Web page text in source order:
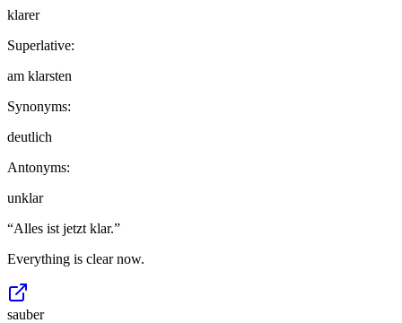
klarer
Superlative:
am klarsten
Synonyms:
deutlich
Antonyms:
unklar
“Alles ist jetzt klar.”
Everything is clear now.
sauber